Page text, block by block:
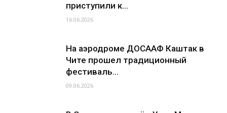
приступили к...
16.06.2026
На аэродроме ДОСААФ Каштак в
Чите прошел традиционный
фестиваль...
09.06.2026